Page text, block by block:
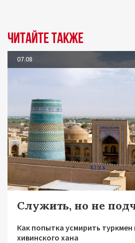
Читайте также
07.08
Служить, но не
Как попытка усмирить туркмен
хивинского хана